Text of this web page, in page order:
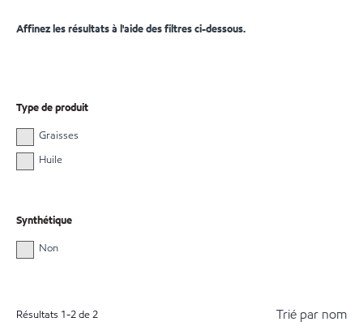
Affinez les résultats à l'aide des filtres ci-dessous.
Type de produit
Graisses
Huile
Synthétique
Non
Résultats 1-2de2 Trié par nom